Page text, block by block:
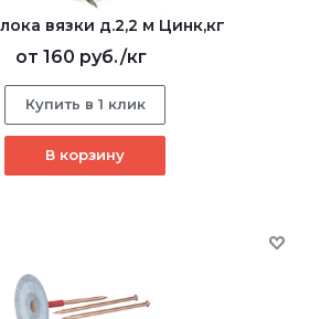
вязки д.2,2 м Цинк,кг
от 160 руб./кг
Купить в 1 клик
В корзину